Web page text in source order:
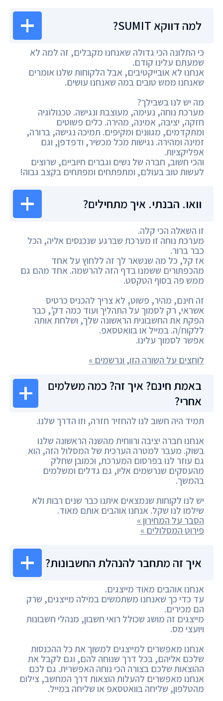
למה דווקא SUMIT?
כי התלונה הכי גדולה שאנחנו מקבלים, זה למה לא
שמעתם עלינו קודם.
אנחנו לא אובייקטיבים, אבל הלקוחות שלנו אומרים
שאנחנו ממש טובים במה שאנחנו עושים.
מה יש לנו בשבילך?
מערכת נוחה, נעימה, מעוצבת ונגישה. טכנולוגיה
חזקה, יציבה, אמינה, מהירה. כלים פשוטים
ומתקדמים, מגוונים ומקיפים. תמיכה נגישה, ברורה,
זמינה ומהירה. נגישות מכל מכשיר, ודפדפן, וגם
אפליקציות.
והכי חשוב, חברה של נשים וגברים חיוביים, שרוצים
לעשות טוב בעולם, ומתפתחים ומפתחים בקצב גבוה!
וואו. הבנתי. איך מתחילים?
זו השאלה הכי קלה.
מערכת נוחה זו מערכת שברגע שנכנסים אליה, הכל
כבר ברור.
אז קל, כל מה שנשאר לך זה ללחוץ על אחד
מהכפתורים ששמנו בדף הזה להרשמה. אחד מהם גם
ממש פה בסוף הטקסט.
זה חינם, מהיר, פשוט, לא צריך להכניס כרטיס
אשראי, רק לסמוך על התהליך ועוד כמה דק', כבר
הפקת את החשבונית הראשונה שלך, ושלחת אותה
ללקוח/ה. במייל או בוואטסאפ.
אפשר לסמוך עלינו.
לוחצים על השורה הזו, ונרשמים »
באמת חינם? איך זה? כמה משלמים
אחרי?
תמיד היה חשוב לנו להחזיר חזרה, וזו הדרך שלנו.
אנחנו חברה יציבה ורווחית מהשנה הראשונה שלנו
בשוק. מעבר למטרה הערכית של המסלול הזה, הוא
גם עוזר לנו בפרסום המערכת, וכמובן שחלק
מהעסקים שנרשמים אליו, גם גדלים ומשלמים
בהמשך.
יש לנו לקוחות שנמצאים איתנו כבר שנים רבות ולא
שילמו לנו שקל. אנחנו אוהבים אותם מאוד.
הסבר על המחירון »
פירוט המסלולים »
איך זה מתחבר להנהלת החשבונות?
אנחנו אוהבים מאוד מייצגים.
עד כדי כך שאנחנו משתמשים במילה מייצגים, שרק
הם מכירים.
מייצגים זה מושג שכולל רואי חשבון, מנהלי חשבונות
ויועצי מס.
אנחנו מאפשרים למייצגים למשוך את כל ההכנסות
שלכם אליהם, בכל דרך שנוחה להם, וגם לקבל את
ההוצאות שלכם בצורה הכי נוחה האפשרית. גם לכם
אנחנו מאפשרים להעלות הוצאות דרך המחשב, צילום
מהטלפון, שליחה בוואטסאפ או שליחה במייל.